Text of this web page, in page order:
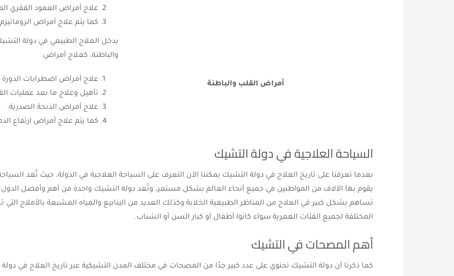
علاج أمراض العمود الفقري
كما يتم علاج أمراض
أمراض القلب والباطنة
يدخل العلاج الطبيعي في دولة
والباطنة، كعلاج أمراض:
علاج أمراض اضطرابات الدورة
تأهيل وعلاج ما بعد عمليات
علاج أمراض الذبحة الصدرية.
كما يتم علاج أمراض ارتفاع
السياحة العلاجية في دولة التشيك
بعدما تعرفنا على تاريخ العلاج في دولة التشيك يمكننا الآن التعرف على السياحة العلاجية في الدولة، حيث تُعد
يقوم بها الآلاف من المواطنين في جميع أنحاء العالم بشكل مستمر، وتُعد دولة التشيك واحدة من أهم وأفضل الدول
تساهم بشكل كبير في العلاج من المناظر الطبيعية الخلابة وكذلك العديد من الينابيع والمياه المشبعة بالأملاح
المختلفة لجميع الفئات العمرية سواء كانوا أطفال أو كبار السن أو الشباب.
أهم المصحات في التشيك
كما ذكرنا أن دولة التشيك تحتوي على عدد كبير جدًا من المصحات في مختلف المدن التشيكية عبر تاريخ العلاج في